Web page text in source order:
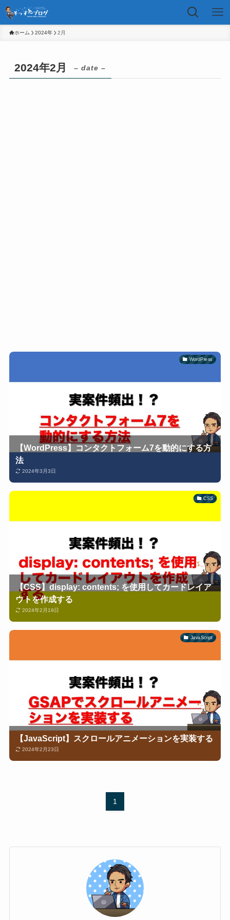
ホーム 2024年 2月
2024年2月 – date –
WordPress
【WordPress】コンタクトフォーム7を動的にする方
法
2024年3月3日
CSS
【CSS】display: contents; を使用してカードレイア
ウトを作成する
2024年2月19日
JavaScript
【JavaScript】スクロールアニメーションを実装する
2024年2月23日
1